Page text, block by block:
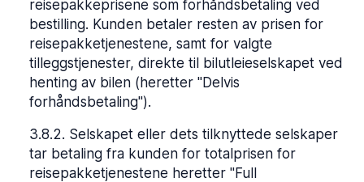
reisepakkeprisene som forhåndsbetaling ved
bestilling. Kunden betaler resten av prisen for
reisepakketjenestene, samt for valgte
tilleggstjenester, direkte til bilutleieselskapet ved
henting av bilen (heretter "Delvis
forhåndsbetaling").
3.8.2. Selskapet eller dets tilknyttede selskaper
tar betaling fra kunden for totalprisen for
reisepakketjenestene heretter "Full